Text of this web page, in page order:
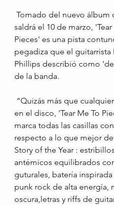
saldrá el 10 de marzo, 'Tear
Pieces' es una pista
pegadiza que el guitarrista
Phillips describió como
de la banda.
en el disco, 'Tear Me To
marca todas las casillas con
respecto a lo que mejor
Story of the Year :
antémicos equilibrados
guturales, batería
punk rock de alta energía,
oscura,letras y riffs de